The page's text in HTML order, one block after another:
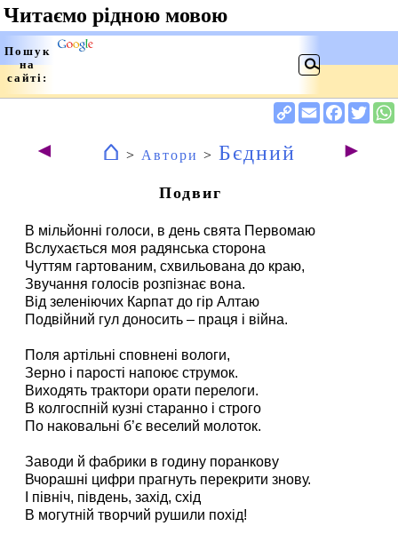
◄ ⌂ > Автори > Бєдний ►
Подвиг
В мільйонні голоси, в день свята Первомаю
Вслухається моя радянська сторона
Чуттям гартованим, схвильована до краю,
Звучання голосів розпізнає вона.
Від зеленіючих Карпат до гір Алтаю
Подвійний гул доносить – праця і війна.
Поля артільні сповнені вологи,
Зерно і парості напоює струмок.
Виходять трактори орати перелоги.
В колгоспній кузні старанно і строго
По наковальні б’є веселий молоток.
Заводи й фабрики в годину поранкову
Вчорашні цифри прагнуть перекрити знову.
І північ, південь, захід, схід
В могутній творчий рушили похід!